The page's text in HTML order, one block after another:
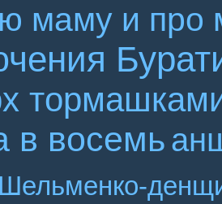
маму и про
в восемь
Шельменко-